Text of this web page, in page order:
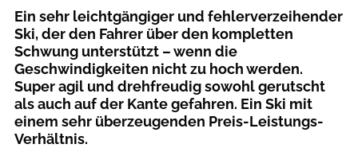
Ein sehr leichtgängiger und fehlerverzeihender
Ski, der den Fahrer über den kompletten
Schwung unterstützt – wenn die
Geschwindigkeiten nicht zu hoch werden.
Super agil und drehfreudig sowohl gerutscht
als auch auf der Kante gefahren. Ein Ski mit
einem sehr überzeugenden Preis-Leistungs-
Verhältnis.